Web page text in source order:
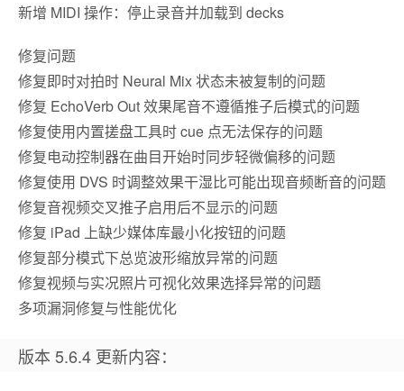
新增 MIDI 操作：停止录音并加载到 decks
修复问题
修复即时对拍时 Neural Mix 状态未被复制的问题
修复 EchoVerb Out 效果尾音不遵循推子后模式的问题
修复使用内置搓盘工具时 cue 点无法保存的问题
修复电动控制器在曲目开始时同步轻微偏移的问题
修复使用 DVS 时调整效果干湿比可能出现音频断音的问题
修复音视频交叉推子启用后不显示的问题
修复 iPad 上缺少媒体库最小化按钮的问题
修复部分模式下总览波形缩放异常的问题
修复视频与实况照片可视化效果选择异常的问题
多项漏洞修复与性能优化
版本 5.6.4 更新内容：